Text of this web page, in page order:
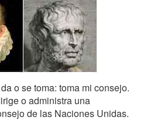
o se toma: toma mi consejo.
o administra una
de las Naciones Unidas.